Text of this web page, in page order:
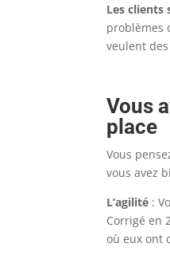
Les clients
problèmes
veulent
Vous
place
Vous
vous avez
L’agilité :
Corrigé en
où eux ont